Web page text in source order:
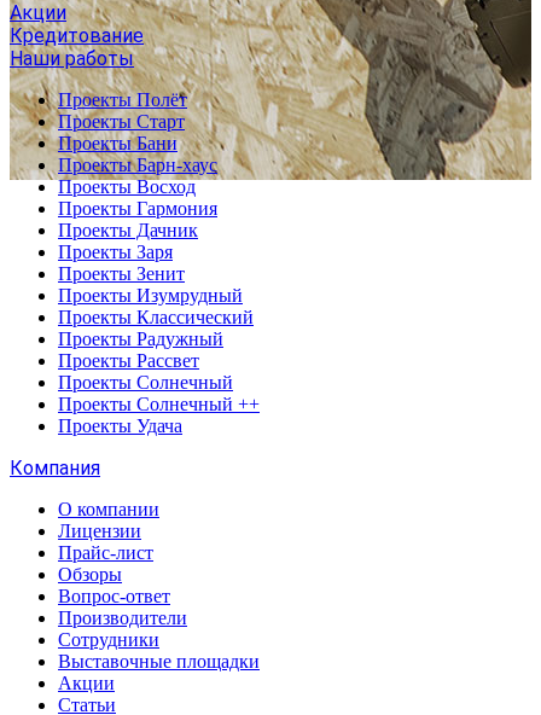
Акции
Кредитование
Наши работы
Проекты Полёт
Проекты Старт
Проекты Бани
Проекты Барн-хаус
Проекты Восход
Проекты Гармония
Проекты Дачник
Проекты Заря
Проекты Зенит
Проекты Изумрудный
Проекты Классический
Проекты Радужный
Проекты Рассвет
Проекты Солнечный
Проекты Солнечный ++
Проекты Удача
Компания
О компании
Лицензии
Прайс-лист
Обзоры
Вопрос-ответ
Производители
Сотрудники
Выставочные площадки
Акции
Статьи